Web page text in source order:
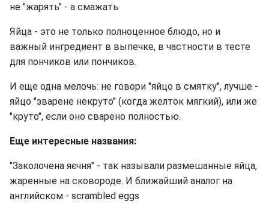
не "жарять" - а смажать
Яйца - это не только полноценное блюдо, но и
важный ингредиент в выпечке, в частности в тесте
для пончиков или пончиков.
И еще одна мелочь: не говори "яйцо в смятку", лучше -
яйцо "зварене некруто" (когда желток мягкий), или же
"круто", если оно сварено полностью.
Еще интересные названия:
"Заколочена яєчня" - так называли размешанные яйца,
жаренные на сковороде. И ближайший аналог на
английском - scrambled eggs